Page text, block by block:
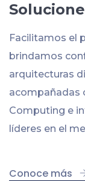
Facilitamos el
brindamos
arquitecturas
acompañadas
Computing e
líderes en el
Conoce más